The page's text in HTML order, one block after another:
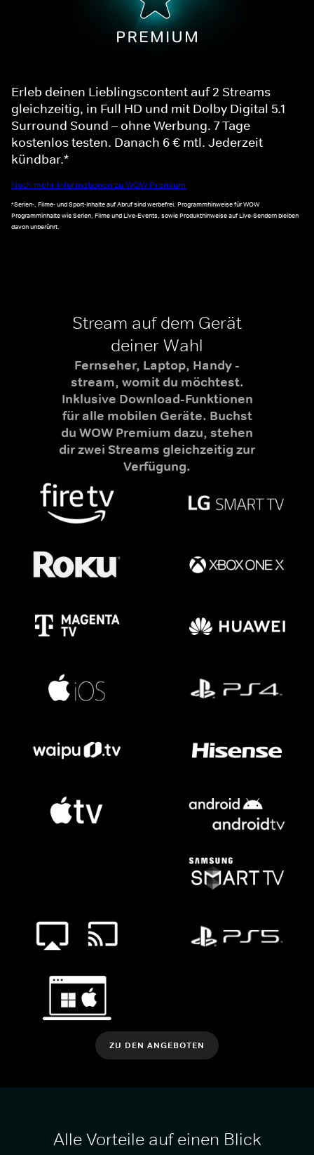
Erleb deinen Lieblingscontent auf 2 Streams
gleichzeitig, in Full HD und mit Dolby Digital 5.1
Surround Sound – ohne Werbung. 7 Tage
kostenlos testen. Danach 6 € mtl. Jederzeit
kündbar.*
Noch mehr Informationen zu WOW Premium
*Serien-, Filme- und Sport-Inhalte auf Abruf sind werbefrei. Programmhinweise für WOW
Programminhalte wie Serien, Filme und Live-Events, sowie Produkthinweise auf Live-Sendern bleiben
davon unberührt.
Stream auf dem Gerät
deiner Wahl
Fernseher, Laptop, Handy -
stream, womit du möchtest.
Inklusive Download-Funktionen
für alle mobilen Geräte. Buchst
du WOW Premium dazu, stehen
dir zwei Streams gleichzeitig zur
Verfügung.
ZU DEN ANGEBOTEN
Alle Vorteile auf einen Blick